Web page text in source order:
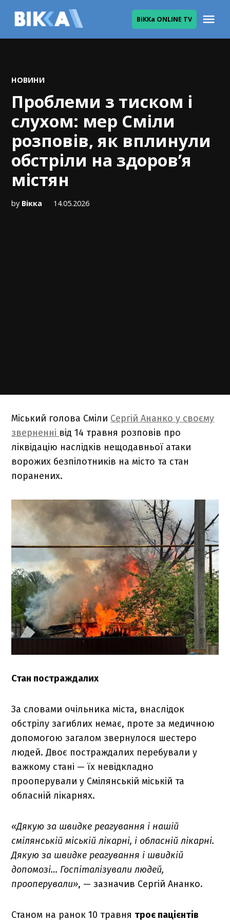
ВіККа ONLINE TV
POSTED
НОВИНИ
Проблеми з тиском і
слухом: мер Сміли
розповів, як вплинули
обстріли на здоров’я
містян
by Вікка 14.05.2026
Міський голова Сміли Сергій Ананко у своєму
зверненні від 14 травня розповів про
ліквідацію наслідків нещодавньої атаки
ворожих безпілотників на місто та стан
поранених.
Стан постраждалих
За словами очільника міста, внаслідок
обстрілу загиблих немає, проте за медичною
допомогою загалом звернулося шестеро
людей. Двоє постраждалих перебували у
важкому стані — їх невідкладно
прооперували у Смілянській міській та
обласній лікарнях.
«Дякую за швидке реагування і нашій
смілянській міській лікарні, і обласній лікарні.
Дякую за швидке реагування і швидкій
допомозі… Госпіталізували людей,
прооперували», — зазначив Сергій Ананко.
Станом на ранок 10 травня троє пацієнтів